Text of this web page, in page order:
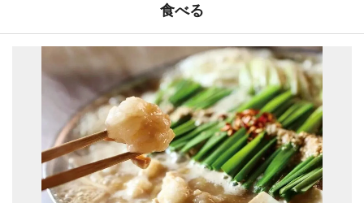
食べる